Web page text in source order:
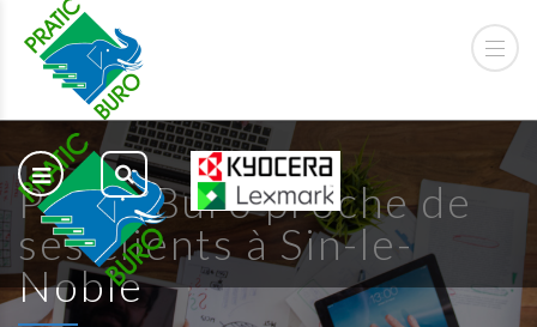
Pratic Buro proche de
ses clients à Sin-le-
Noble